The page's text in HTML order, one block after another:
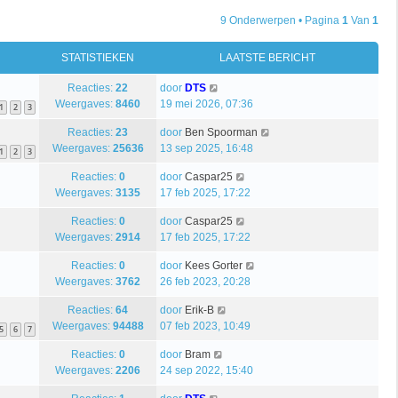
9 Onderwerpen • Pagina 1 Van 1
STATISTIEKEN LAATSTE BERICHT
1 2 3
Reacties: 22
Weergaves: 8460
door DTS
19 mei 2026, 07:36
1 2 3
Reacties: 23
Weergaves: 25636
door Ben Spoorman
13 sep 2025, 16:48
Reacties: 0
Weergaves: 3135
door Caspar25
17 feb 2025, 17:22
Reacties: 0
Weergaves: 2914
door Caspar25
17 feb 2025, 17:22
Reacties: 0
Weergaves: 3762
door Kees Gorter
26 feb 2023, 20:28
5 6 7
Reacties: 64
Weergaves: 94488
door Erik-B
07 feb 2023, 10:49
Reacties: 0
Weergaves: 2206
door Bram
24 sep 2022, 15:40